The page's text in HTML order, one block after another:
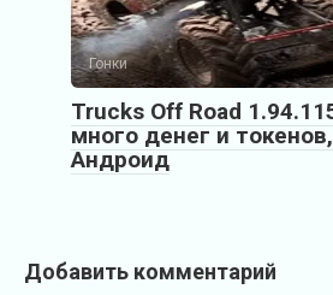
Гонки
Trucks Off Road
много денег и
Андроид
Добавить комментарий